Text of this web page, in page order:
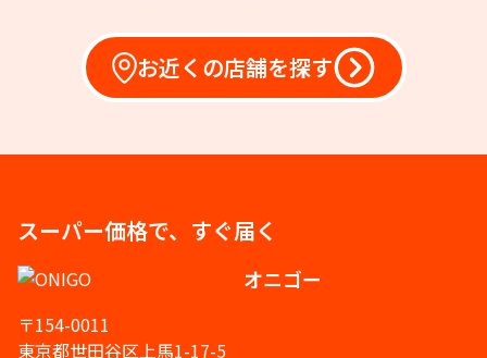
お近くの店舗を探す
スーパー価格で、すぐ届く
オニゴー
〒154-0011
東京都世田谷区上馬1-17-5